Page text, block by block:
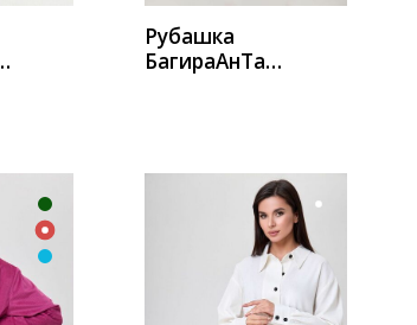
Рубашка
БагираАнТа